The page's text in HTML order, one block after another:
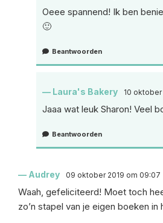
Oeee spannend! Ik ben
🙂
Beantwoorden
Laura's Bakery 10 oktober
Jaaa wat leuk Sharon! Veel
Beantwoorden
Audrey 09 oktober 2019 om 09:07
Waah, gefeliciteerd! Moet toch
zo’n stapel van je eigen boeken in